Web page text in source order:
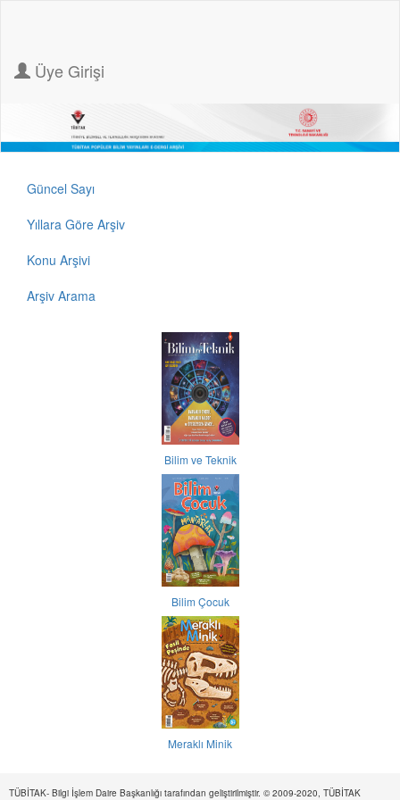
Üye Girişi
Güncel Sayı
Yıllara Göre Arşiv
Konu Arşivi
Arşiv Arama
Bilim ve Teknik
Bilim Çocuk
Meraklı Minik
TÜBİTAK- Bilgi İşlem Daire Başkanlığı tarafından geliştirilmiştir. © 2009-2020, TÜBİTAK